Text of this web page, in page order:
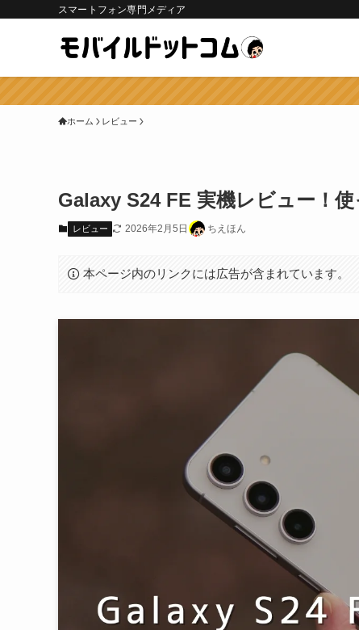
スマートフォン専門メディア
ホーム レビュー
Galaxy S24 FE 実機レビュー！
レビュー 2026年2月5日 ちえほん
本ページ内のリンクには広告が含まれています。